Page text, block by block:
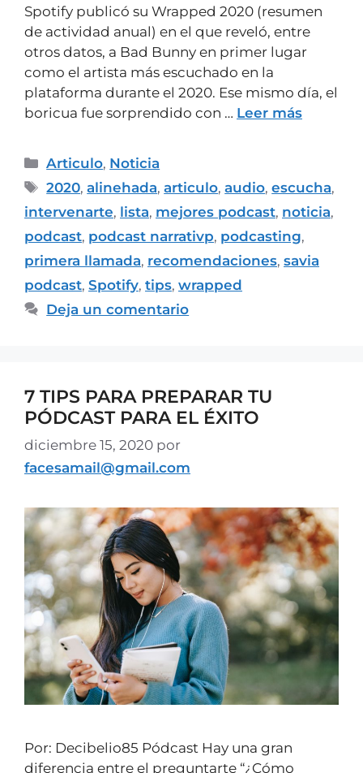
Spotify publicó su Wrapped 2020 (resumen
de actividad anual) en el que reveló, entre
otros datos, a Bad Bunny en primer lugar
como el artista más escuchado en la
plataforma durante el 2020. Ese mismo día, el
boricua fue sorprendido con … Leer más
Articulo, Noticia
2020,alinehada,articulo,audio,escucha,
intervenarte, lista, mejores podcast, noticia,
podcast, podcast narrativp, podcasting,
primera llamada, recomendaciones, savia
podcast, Spotify, tips, wrapped
Deja un comentario
7 TIPS PARA PREPARAR TU
PÓDCAST PARA EL ÉXITO
diciembre 15, 2020 por
facesamail@gmail.com
Por: Decibelio85 Pódcast Hay una gran
diferencia entre el preguntarte “¿Cómo